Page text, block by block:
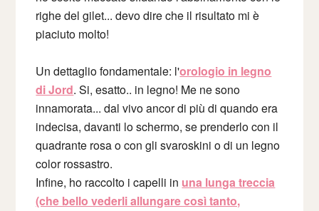
righe del gilet... devo dire che il risultato mi è
piaciuto molto!
Un dettaglio fondamentale: l'orologio in legno
di Jord. Si, esatto.. in legno! Me ne sono
innamorata... dal vivo ancor di più di quando era
indecisa, davanti lo schermo, se prenderlo con il
quadrante rosa o con gli svaroskini o di un legno
color rossastro.
Infine, ho raccolto i capelli in una lunga treccia
(che bello vederli allungare così tanto,